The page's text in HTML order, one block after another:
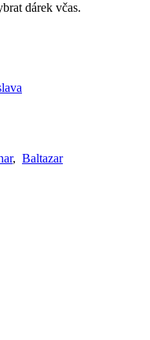
dárek včas.
, Baltazar